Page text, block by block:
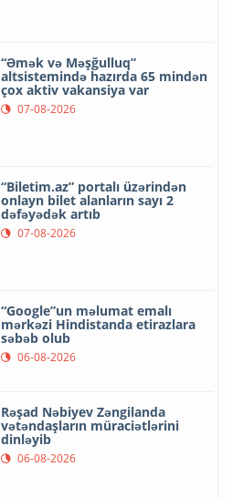
“Əmək və Məşğulluq”
altsistemində hazırda 65 mindən
çox aktiv vakansiya var
07-08-2026
“Biletim.az” portalı üzərindən
onlayn bilet alanların sayı 2
dəfəyədək artıb
07-08-2026
“Google”un məlumat emalı
mərkəzi Hindistanda etirazlara
səbəb olub
06-08-2026
Rəşad Nəbiyev Zəngilanda
vətəndaşların müraciətlərini
dinləyib
06-08-2026